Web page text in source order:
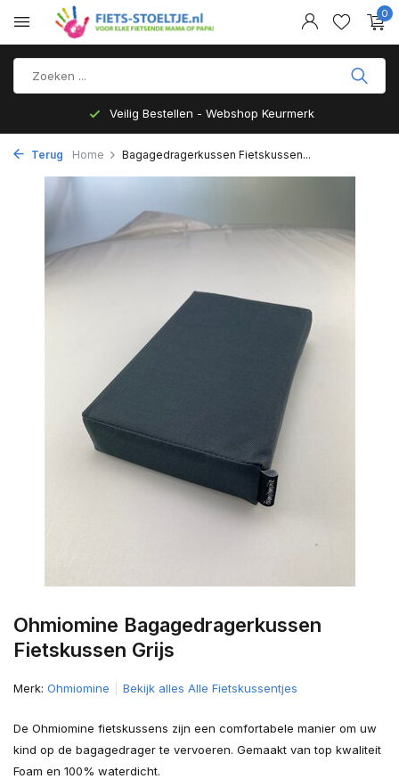
0
Veilig Bestellen - Webshop Keurmerk
Terug Home Bagagedragerkussen Fietskussen...
Ohmiomine Bagagedragerkussen
Fietskussen Grijs
Merk: Ohmiomine Bekijk alles Alle Fietskussentjes
De Ohmiomine fietskussens zijn een comfortabele manier om uw
kind op de bagagedrager te vervoeren. Gemaakt van top kwaliteit
Foam en 100% waterdicht.